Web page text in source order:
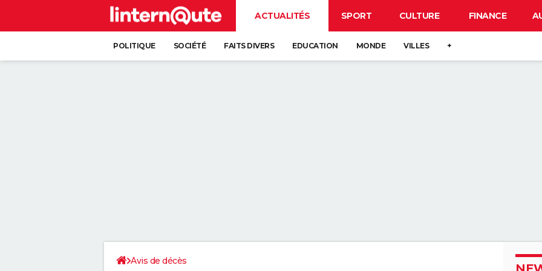
ACTUALITÉS SPORT CULTURE FINANCE
POLITIQUE SOCIÉTÉ FAITS DIVERS EDUCATION MONDE VILLES +
Avis de décès